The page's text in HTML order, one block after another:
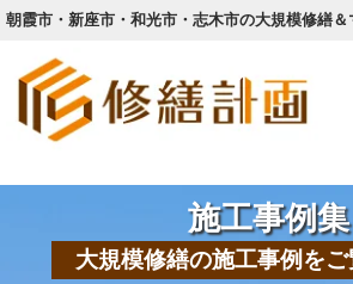
朝霞市・新座市・和光市・志木市の大規模修繕
施工事例集
大規模修繕の施工事例を